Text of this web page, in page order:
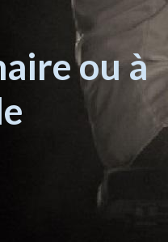
ou à